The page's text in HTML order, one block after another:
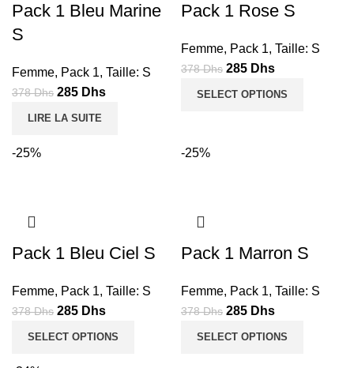
Pack 1 Bleu Marine
S
Femme, Pack 1, Taille: S
378Dhs Le
prix
285 DhsLe
LIRE LA SUITE
Pack 1 Rose S
Femme, Pack 1, Taille: S
378Dhs Le
prix
285 DhsLe
prix
SELECT OPTIONS
-25%
Pack 1 Bleu Ciel S
Femme, Pack 1, Taille: S
378Dhs Le
prix
285 DhsLe
prix
SELECT OPTIONS
-25%
Pack 1 Marron S
Femme, Pack 1, Taille: S
378Dhs Le
prix
285 DhsLe
prix
SELECT OPTIONS